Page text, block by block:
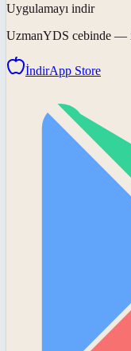
Uygulamayı indir
UzmanYDS cebinde —
İndirApp Store